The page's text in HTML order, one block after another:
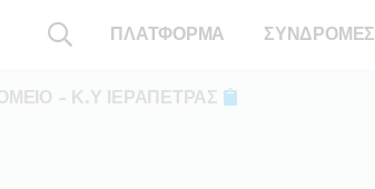
ΠΛΑΤΦΟΡΜΑ ΣΥΝΔΡΟΜΕΣ
- Κ.Υ ΙΕΡΑΠΕΤΡΑΣ